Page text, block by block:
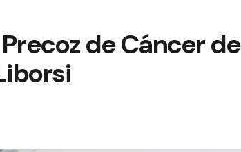
de Cáncer de